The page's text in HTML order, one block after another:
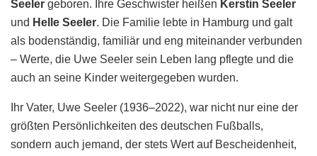
Seeler geboren. Ihre Geschwister heißen Kerstin Seeler
und Helle Seeler. Die Familie lebte in Hamburg und galt
als bodenständig, familiär und eng miteinander verbunden
– Werte, die Uwe Seeler sein Leben lang pflegte und die
auch an seine Kinder weitergegeben wurden.
Ihr Vater, Uwe Seeler (1936–2022), war nicht nur eine der
größten Persönlichkeiten des deutschen Fußballs,
sondern auch jemand, der stets Wert auf Bescheidenheit,